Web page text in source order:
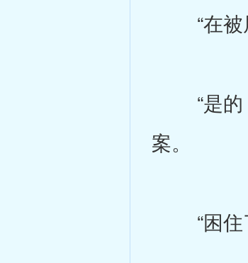
“在被屏
“是的，
案。
“困住了